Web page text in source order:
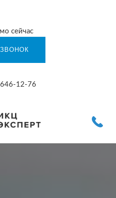
сейчас
12-76